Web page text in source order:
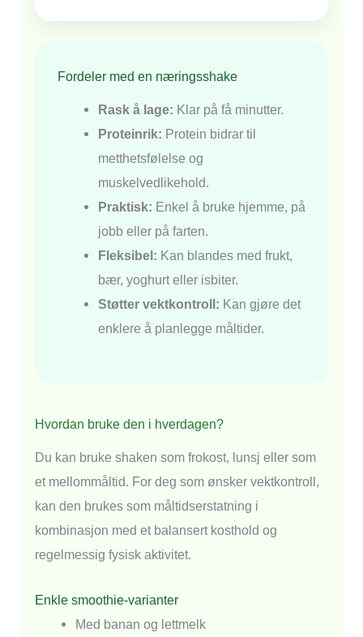
Fordeler med en næringsshake
Rask å lage: Klar på få minutter.
Proteinrik: Protein bidrar til
metthetsfølelse og
muskelvedlikehold.
Praktisk: Enkel å bruke hjemme, på
jobb eller på farten.
Fleksibel: Kan blandes med frukt,
bær, yoghurt eller isbiter.
Støtter vektkontroll: Kan gjøre det
enklere å planlegge måltider.
Hvordan bruke den i hverdagen?
Du kan bruke shaken som frokost, lunsj eller som
et mellommåltid. For deg som ønsker vektkontroll,
kan den brukes som måltidserstatning i
kombinasjon med et balansert kosthold og
regelmessig fysisk aktivitet.
Enkle smoothie-varianter
Med banan og lettmelk